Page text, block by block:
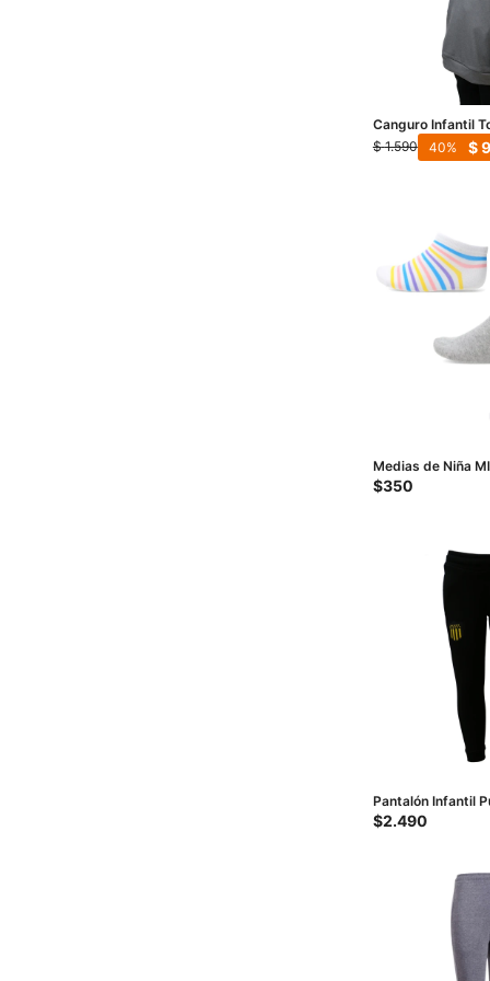
Canguro Infantil
- Gris Melange
$ 1.590 $
40
Medias de Niña
trainer kids x3 -
$350
Pantalón Infantil
Negro
$2.490